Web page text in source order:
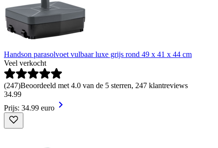
Handson parasolvoet vulbaar luxe grijs rond 49 x 41 x 44 cm
Veel verkocht
(247)Beoordeeld met 4.0 van de 5 sterren, 247 klantreviews
34.99
Prijs: 34.99 euro